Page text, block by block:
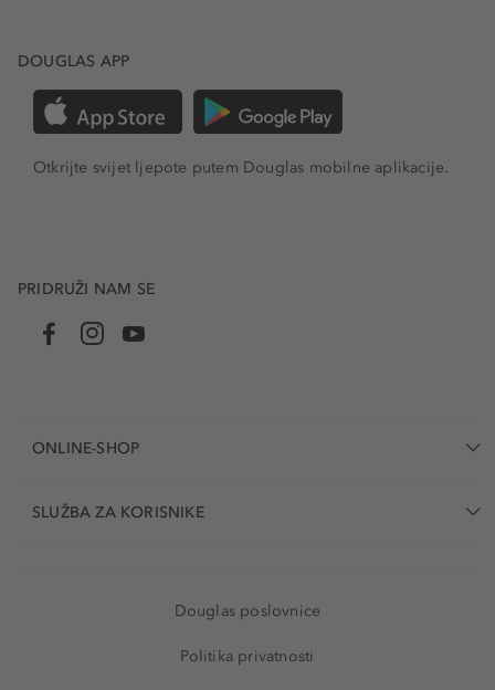
DOUGLAS APP
Otkrijte svijet ljepote putem Douglas mobilne aplikacije.
PRIDRUŽI NAM SE
ONLINE-SHOP
SLUŽBA ZA KORISNIKE
Douglas poslovnice
Politika privatnosti